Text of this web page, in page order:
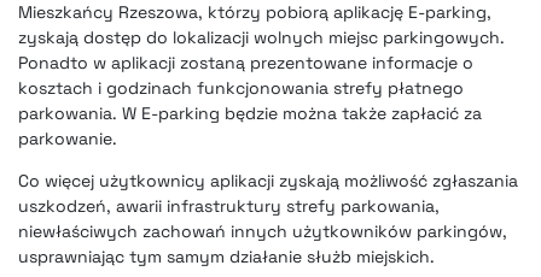
Mieszkańcy Rzeszowa, którzy pobiorą aplikację E-parking,
zyskają dostęp do lokalizacji wolnych miejsc parkingowych.
Ponadto w aplikacji zostaną prezentowane informacje o
kosztach i godzinach funkcjonowania strefy płatnego
parkowania. W E-parking będzie można także zapłacić za
parkowanie.
Co więcej użytkownicy aplikacji zyskają możliwość zgłaszania
uszkodzeń, awarii infrastruktury strefy parkowania,
niewłaściwych zachowań innych użytkowników parkingów,
usprawniając tym samym działanie służb miejskich.